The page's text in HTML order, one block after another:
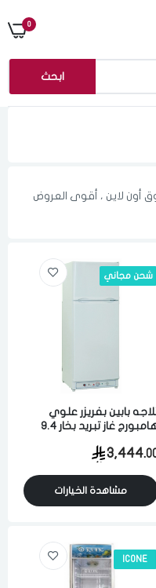
0
ابحث
أون لاين ، أقوى العروض
شحن مجاني
بابين بفريزر علوي
هامبورج غاز تبريد بخار 9.4
3,444.
مشاهدة الخيارات
ICONE